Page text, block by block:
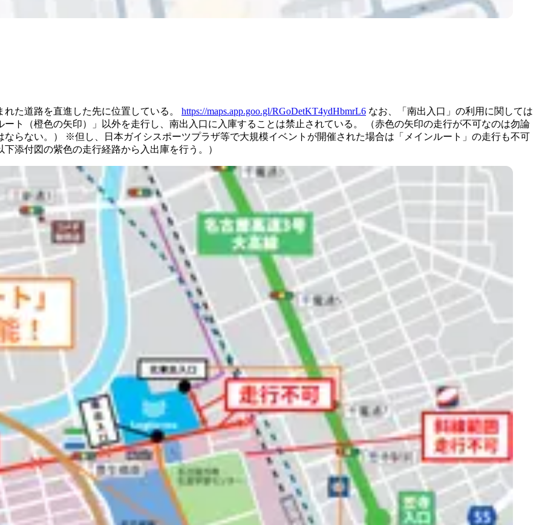
た道路を直進した先に位置している。 https://maps.app.goo.gl/RGoDetKT4ydHbmrL6 なお、「南出入口」の利用に関しては
ト（橙色の矢印）」以外を走行し、南出入口に入庫することは禁止されている。
（赤色の矢印の走行が不可なのは勿論
らない。）
※但し、日本ガイシスポーツプラザ等で大規模イベントが開催された場合は「メインルート」の走行も不可
添付図の紫色の走行経路から入出庫を行う。）